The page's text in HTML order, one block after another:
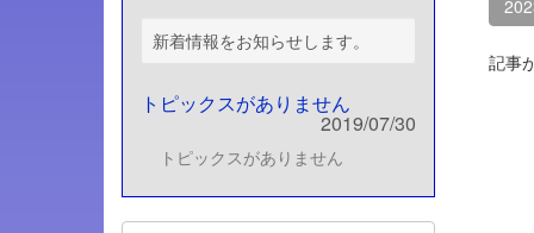
記事
新着情報をお知らせします。
トピックスがありません
2019/07/30
トピックスがありません